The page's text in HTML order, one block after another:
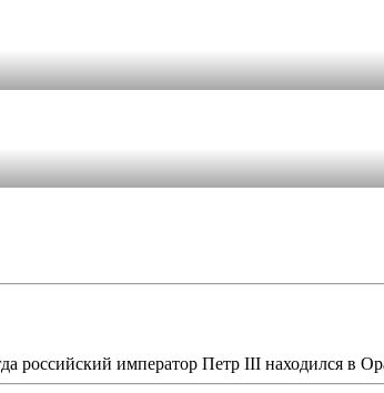
российский император Петр III находился в